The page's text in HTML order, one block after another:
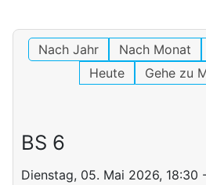
Nach Jahr Nach Monat
Heute
Gehe zu
BS 6
Dienstag, 05. Mai 2026, 18:30